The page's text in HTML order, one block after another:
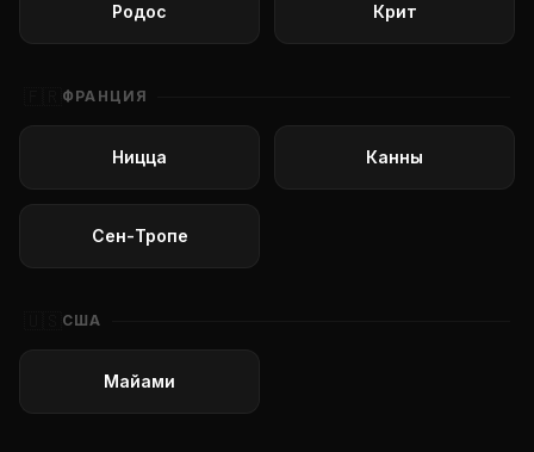
Родос Крит
ФРАНЦИЯ
Ницца Канны
Сен-Тропе
США
Майами